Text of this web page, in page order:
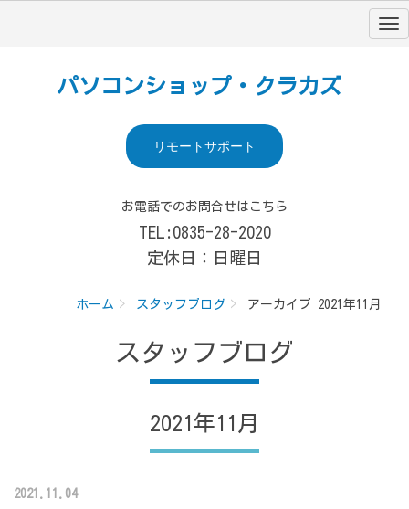
パソコンショップ・クラカズ
リモートサポート
お電話でのお問合せはこちら
TEL:0835-28-2020
定休日：日曜日
ホーム スタッフブログ アーカイブ 2021年11月
スタッフブログ
2021年11月
2021.11.04